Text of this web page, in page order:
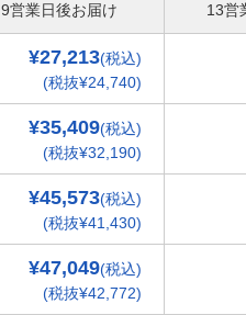
9営業日後お届け 13営
¥27,213(税込)
(税抜¥24,740)
¥35,409(税込)
(税抜¥32,190)
¥45,573(税込)
(税抜¥41,430)
¥47,049(税込)
(税抜¥42,772)